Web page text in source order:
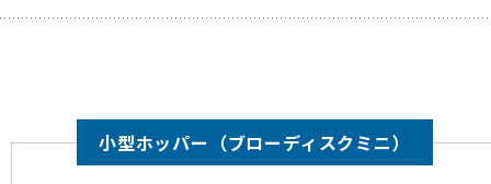
小型ホッパー（ブローディスクミニ）